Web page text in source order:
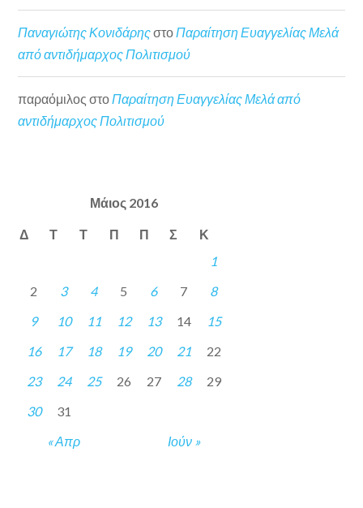
Παναγιώτης ΚονιδάρηςστοΠαραίτηση Ευαγγελίας Μελά
από αντιδήμαρχος Πολιτισμού
παραόμιλος στοΠαραίτηση Ευαγγελίας Μελά από
αντιδήμαρχος Πολιτισμού
Μάιος 2016
Δ Τ Τ Π Π Σ Κ
« Απρ Ιούν »
1
2
3 4 5 6 7
8
9
10 11 12 13 14
15
16
17 18 19 20 21
22
23
24 25 26 27 28
29
30
31